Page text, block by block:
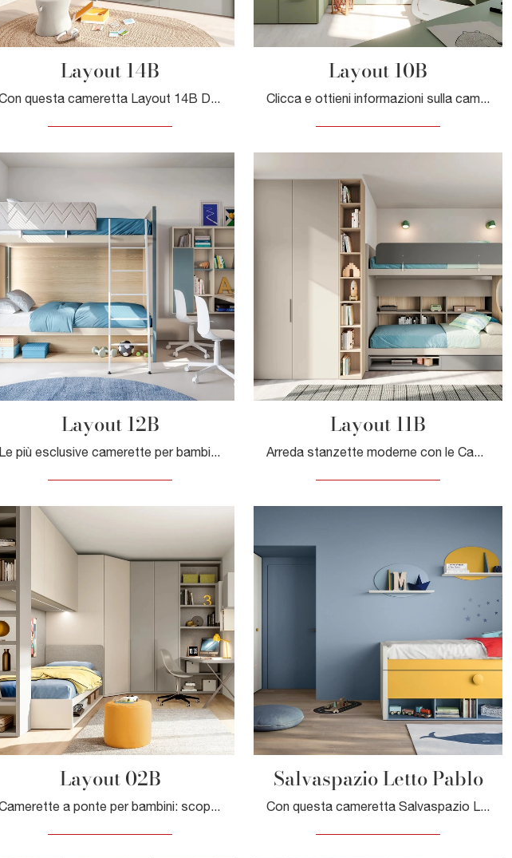
Layout 14B
Con questa cameretta Layout 14B Doimo Cityline, tra le soluzioni a soppalco, potrai progettare stanze moderne per bambine.
Layout 10B
Clicca e ottieni informazioni sulla cameretta per bambini Layout 10B! Le Camerette a soppalco Doimo Cityline ti attendono.
Layout 12B
Le più esclusive camerette per bambine moderne ti attendono! Scopri il modello Layout 12B di Doimo Cityline.
Layout 11B
Arreda stanzette moderne con le Camerette con letti a castello Doimo Cityline! Il modello Layout 11B in laccato opaco è per bambine.
Layout 02B
Camerette a ponte per bambini: scopri il modello in laccato opaco Layout 02B di Doimo Cityline per stanzette moderne.
Salvaspazio Letto Pablo
Con questa cameretta Salvaspazio Letto Pablo Nidi, tra le soluzioni salvaspazio, potrai arredare stanze moderne per bambine.